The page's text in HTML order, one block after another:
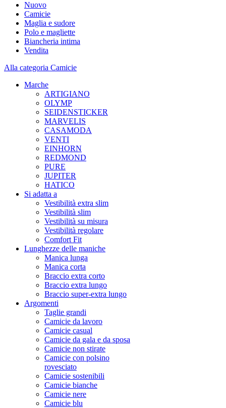
Nuovo
Camicie
Maglia e sudore
Polo e magliette
Biancheria intima
Vendita
Alla categoria Camicie
Marche
ARTIGIANO
OLYMP
SEIDENSTICKER
MARVELIS
CASAMODA
VENTI
EINHORN
REDMOND
PURE
JUPITER
HATICO
Si adatta a
Vestibilità extra slim
Vestibilità slim
Vestibilità su misura
Vestibilità regolare
Comfort Fit
Lunghezze delle maniche
Manica lunga
Manica corta
Braccio extra corto
Braccio extra lungo
Braccio super-extra lungo
Argomenti
Taglie grandi
Camicie da lavoro
Camicie casual
Camicie da gala e da sposa
Camicie non stirate
Camicie con polsino
rovesciato
Camicie sostenibili
Camicie bianche
Camicie nere
Camicie blu